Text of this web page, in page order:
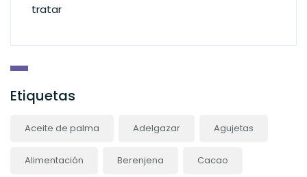
tratar
Etiquetas
Aceite de palma Adelgazar Agujetas
Alimentación Berenjena Cacao